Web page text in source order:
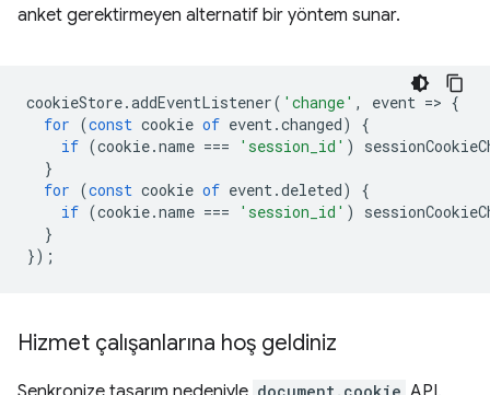
anket gerektirmeyen alternatif bir yöntem sunar.
cookieStore.addEventListener( 'change' , event => {
for (const cookie of event.changed)
{
if (cookie.name === 'session_id' )
}
for (const cookie of event.deleted)
{
if (cookie.name === 'session_id' )
}
});
Hizmet çalışanlarına hoş geldiniz